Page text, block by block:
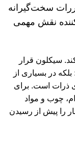
سخت‌گیرانه
نقش مهمی
سیکلون قرار
در بسیاری از
ذرات است. برای
چوب و مواد
را پیش از رسیدن